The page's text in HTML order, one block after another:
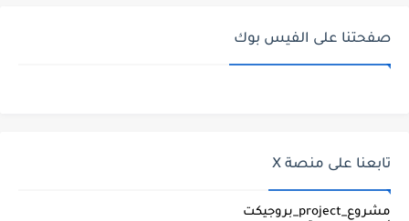
صفحتنا على الفيس بوك
تابعنا على منصة X
مشروع_project_بروجيكت